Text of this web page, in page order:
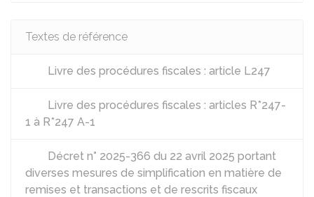
Textes de référence
Livre des procédures fiscales : article L247
Livre des procédures fiscales : articles R*247-
1 à R*247 A-1
Décret n° 2025-366 du 22 avril 2025 portant
diverses mesures de simplification en matière de
remises et transactions et de rescrits fiscaux